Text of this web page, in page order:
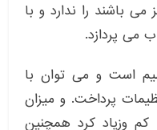
باشند را ندارد و با
می پردازد.
است و می توان با
پرداخت. و میزان
وزیاد کرد همچنین